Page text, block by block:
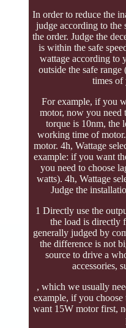
In order to reduce the
judge according to the
the order. Judge the
is within the safe
wattage according to
outside the safe
times of
For example, if you
motor, now you need
torque is 10nm, the
working time of
motor. 4h, Wattage
example: if you want
you need to choose
watts). 4h, Wattage
Judge the
1 Directly use the
the load is directly
generally judged by
the difference is not
source to drive a
accessories,
, which we usually
example, if you
want 15W motor first,